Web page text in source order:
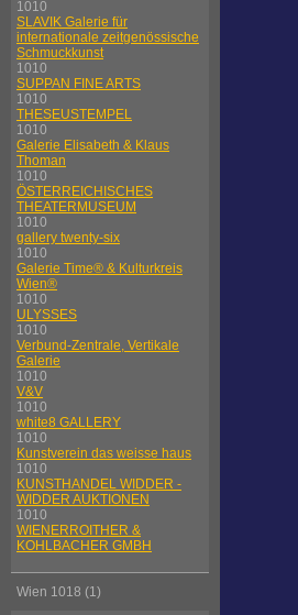
1010
SLAVIK Galerie für
internationale zeitgenössische
Schmuckkunst
1010
SUPPAN FINE ARTS
1010
THESEUSTEMPEL
1010
Galerie Elisabeth & Klaus
Thoman
1010
ÖSTERREICHISCHES
THEATERMUSEUM
1010
gallery twenty-six
1010
Galerie Time® & Kulturkreis
Wien®
1010
ULYSSES
1010
Verbund-Zentrale, Vertikale
Galerie
1010
V&V
1010
white8 GALLERY
1010
Kunstverein das weisse haus
1010
KUNSTHANDEL WIDDER -
WIDDER AUKTIONEN
1010
WIENERROITHER &
KOHLBACHER GMBH
Wien 1018 (1)